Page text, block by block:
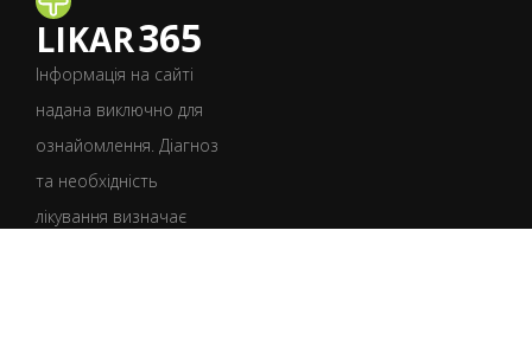
LIKAR365
Інформація на сайті
надана виключно для
ознайомлення. Діагноз
та необхідність
лікування визначає